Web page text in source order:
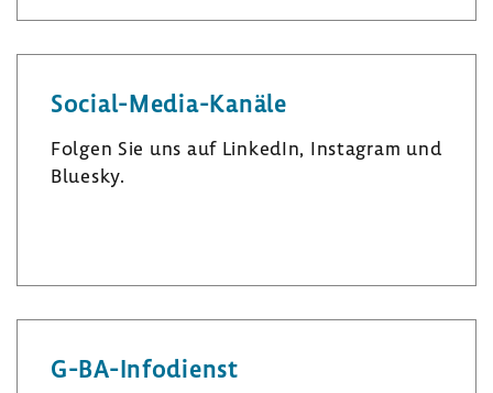
Social-​Media-Kanäle
Folgen Sie uns auf LinkedIn, Insta­gram und
Bluesky.
n
k
d
s
t
­
u
e
k
G-​BA-Infodienst